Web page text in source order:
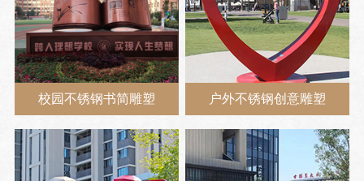
校园不锈钢书简雕塑 户外不锈钢创意雕塑